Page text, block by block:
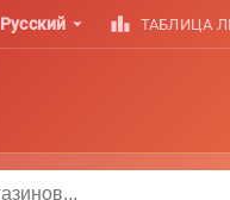
Русский arrow_drop_down leaderboard ТАБЛИЦА